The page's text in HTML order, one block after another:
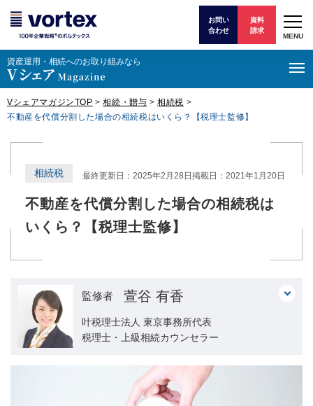
お問い
合わせ
資料
請求
MENU
資産運⽤・相続へのお取り組みなら
VシェアマガジンTOP >相続・贈与 >相続税 >
不動産を代償分割した場合の相続税はいくら？【税理士監修】
不動産を代償分割した場合の相続税は
いくら？【税理士監修】
相続税 最終更新日：2025年2月28日掲載日：2021年1月20日
監修者 萱谷 有香
叶税理士法人 東京事務所代表
税理士・上級相続カウンセラー